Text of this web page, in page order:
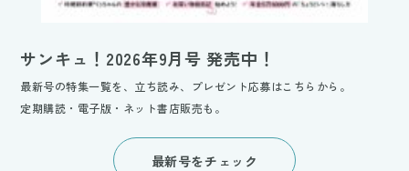
サンキュ！2026年9月号 発売中！
最新号の特集一覧を、立ち読み、プレゼント応募はこちらから。
定期購読・電子版・ネット書店販売も。
最新号をチェック